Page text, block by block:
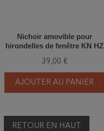
Nichoir amovible pour
hirondelles de fenêtre KN HZ
39,00 €
AJOUTER AU PANIER
RETOUR EN HAUT